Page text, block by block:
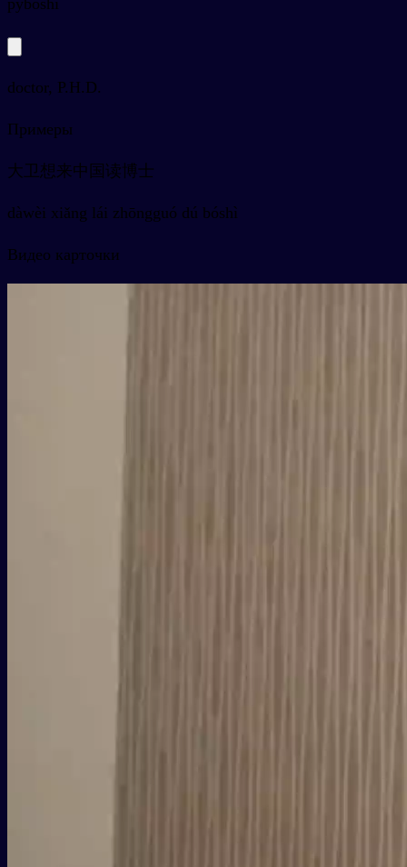
py bóshì
doctor, P.H.D.
Примеры
大卫想来中国读博士
dàwèi xiǎng lái zhōngguó dú bóshì
Видео карточки